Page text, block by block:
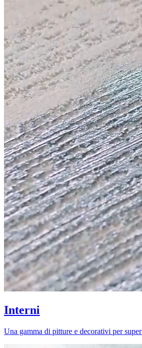
Interni
Una gamma di pitture e decorativi per